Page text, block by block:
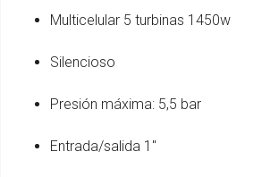
Multicelular 5 turbinas 1450w
Silencioso
Presión máxima: 5,5 bar
Entrada/salida 1''